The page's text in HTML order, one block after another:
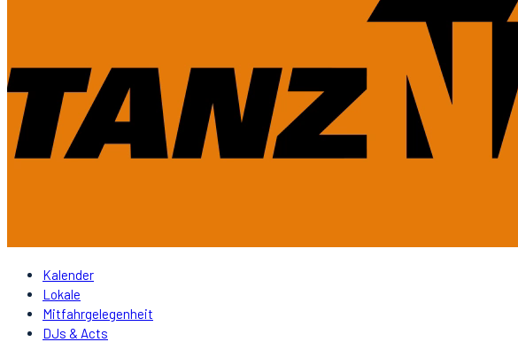
Kalender
Lokale
Mitfahrgelegenheit
DJs & Acts